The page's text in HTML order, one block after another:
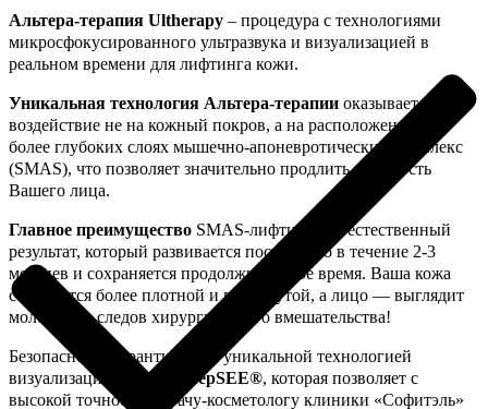
Альтера-терапия Ultherapy – процедура с технологиями
микросфокусированного ультразвука и визуализацией в
реальном времени для лифтинга кожи.
Уникальная технология Альтера-терапии оказывает
воздействие не на кожный покров, а на расположенный в
более глубоких слоях мышечно-апоневротический комплекс
(SMAS), что позволяет значительно продлить молодость
Вашего лица.
Главное преимущество SMAS-лифтинга — естественный
результат, который развивается постепенно в течение 2-3
месяцев и сохраняется продолжительное время. Ваша кожа
становится более плотной и подтянутой, а лицо — выглядит
моложе без следов хирургического вмешательства!
Безопасность гарантируется уникальной технологией
визуализации
Ulthera DeepSEE®, которая позволяет с
высокой точностью врачу-косметологу клиники «Софитэль»